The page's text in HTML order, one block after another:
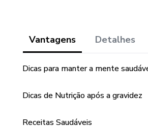
E para
Vantagens Detalhes
Dicas para manter a mente
Dicas de Nutrição após a gravidez
Receitas Saudáveis